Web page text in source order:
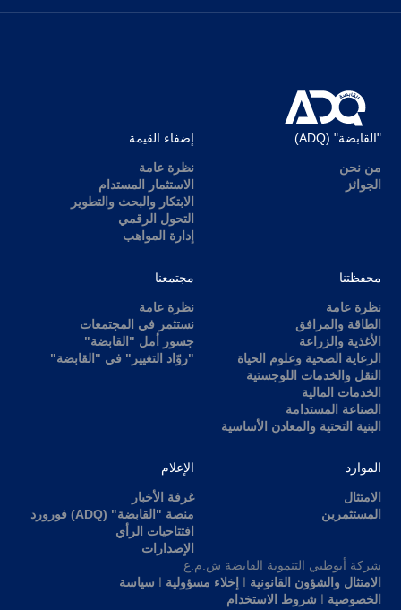
"القابضة" (ADQ)
من نحن
الجوائز
إضفاء القيمة
نظرة عامة
الاستثمار المستدام
الابتكار والبحث والتطوير
التحول الرقمي
إدارة المواهب
محفظتنا
نظرة عامة
الطاقة والمرافق
الأغذية والزراعة
الرعاية الصحية وعلوم الحياة
النقل والخدمات اللوجستية
الخدمات المالية
الصناعة المستدامة
البنية التحتية والمعادن الأساسية
مجتمعنا
نظرة عامة
نستثمر في المجتمعات
جسور أمل "القابضة"
"روّاد التغيير" في "القابضة"
الموارد
الامتثال
المستثمرين
الإعلام
غرفة الأخبار
منصة "القابضة" (ADQ) فورورد
افتتاحيات الرأي
الإصدارات
شركة أبوظبي التنموية القابضة ش.م.ع
الامتثال والشؤون القانونية
إخلاء مسؤولية
سياسة
الخصوصية
شروط الاستخدام